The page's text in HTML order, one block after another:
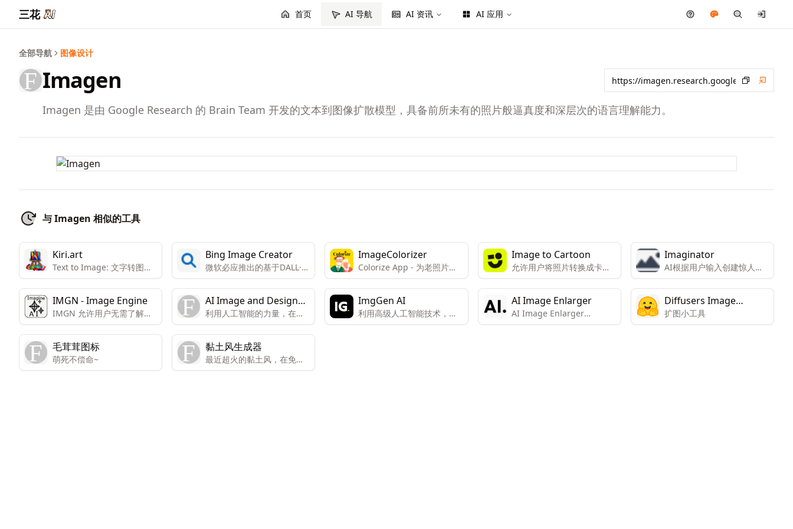
三花 首页 AI 导航 AI 资讯 AI 应用
全部导航 图像设计
Imagen
Imagen 是由 Google Research 的 Brain Team 开发的文本到图像扩散模型，具备前所未有的照片般逼真度和深层次的语言理解能力。
与 Imagen 相似的工具
Kiri.art
Text to Image: 文字转图像
功能，可能允许用户将文本
内容转换为图像。 Image to
Image: 图像转图像功能，可
能涉及图像编辑或转换。
Inpainting: 修复图像中的缺
失部分或瑕疵。
Upsampling: 图像放大，提
高分辨率而不丢失细节。
Instruct Pix2Pix: 一种图像
Bing Image Creator
微软必应推出的基于DALL·E
的AI图像生成工具
ImageColorizer
Colorize App - 为老照片上
色、增强、修饰、修复和升
级
Image to Cartoon
允许用户将照片转换成卡通
风格的头像和角色。
Imaginator
AI根据用户输入创建惊人的
图像、提供编辑和扩展图像
的功能、能够生成图像的变
体。
IMGN - Image Engine
IMGN 允许用户无需了解人
工智能、机器学习或数据科
学的知识，就能使用最新的
高级图像编辑工具。
AI Image and Design
Generator
利用人工智能的力量，在几
秒钟内从文本到图像。文本
到图像、图像到图像和
chatGPT 支持的人工智能设
计师。只需使用文本选择器
输入描述您想要看到的内
ImgGen AI
利用高级人工智能技术，用
户可以在几秒钟内生成高分
AI Image Enlarger
AI Image Enlarger
(ImgLarger)提供AI 图像放
Diffusers Image
Outpaint
扩图小工具
毛茸茸图标
萌死不偿命~
黏土风生成器
最近超火的黏土风，在免费
生成